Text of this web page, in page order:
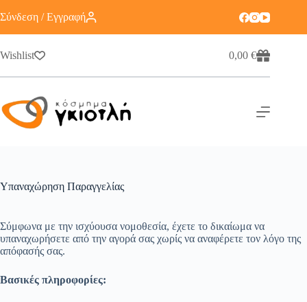
Σύνδεση / Εγγραφή
Wishlist 0,00€
Υπαναχώρηση Παραγγελίας
Σύμφωνα με την ισχύουσα νομοθεσία, έχετε το δικαίωμα να
υπαναχωρήσετε από την αγορά σας χωρίς να αναφέρετε τον λόγο της
απόφασής σας.
Βασικές πληροφορίες: